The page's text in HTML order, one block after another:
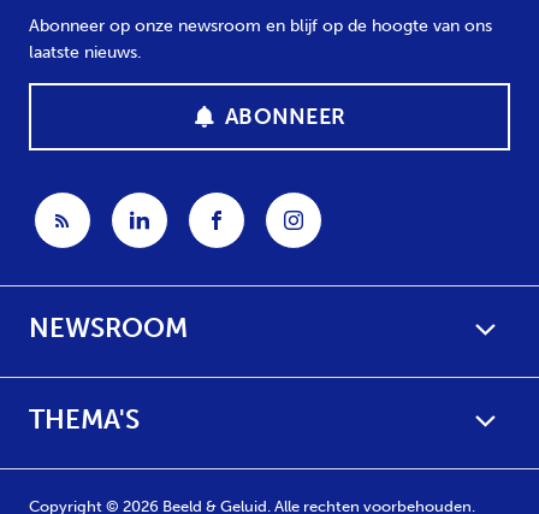
Abonneer op onze newsroom en blijf op de hoogte van ons
laatste nieuws.
ABONNEER
NEWSROOM
THEMA'S
Copyright © 2026 Beeld & Geluid. Alle rechten voorbehouden.